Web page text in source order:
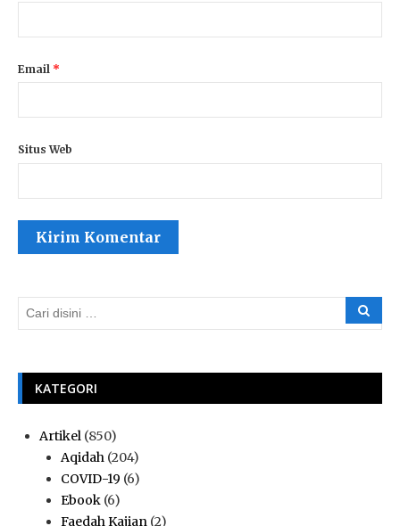
Email *
Situs Web
KATEGORI
Artikel (850)
Aqidah (204)
COVID-19 (6)
Ebook (6)
Faedah Kajian (2)